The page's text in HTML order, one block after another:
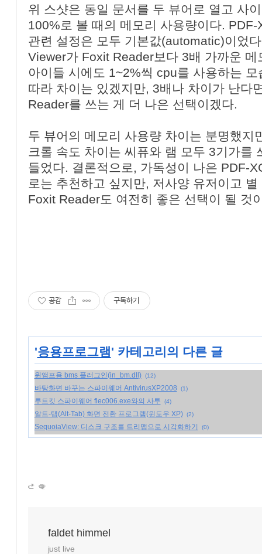
위 스샷은 동일 문서를 두 뷰어로 열고 사
100%로 볼 때의 메모리 사용량이다.
관련 설정은 모두 기본값(automatic)이었
Viewer가 Foxit Reader보다 3배 가까운
아이들 시에도 1~2%씩 cpu를 사용하는
따라 차이는 있겠지만, 3배나 차이가 난다
Reader를 쓰는 게 더 나은 선택이겠다.
두 뷰어의 메모리 사용량 차이는 분명했지
크롤 속도 차이는 씨퓨와 램 모두 3기가를
들었다. 결론적으로, 가독성이 나은 PDF-
로는 추천하고 싶지만, 저사양 유저이고
Foxit Reader도 여전히 좋은 선택이 될 것
공감 구독하기
'응용프로그램' 카테고리의 다른 글
윈앰프용 bms 플러그인(in_bm.dll) (12)
바탕화면 바꾸는 스파이웨어 AntivirusXP2008 (1)
루트킷 스파이웨어 flec006.exe와의 사투 (4)
알트-탭(Alt-Tab) 화면 전환 프로그램(윈도우 XP) (2)
SequoiaView: 디스크 구조를 트리맵으로 시각화하기 (0)
faldet himmel
just live